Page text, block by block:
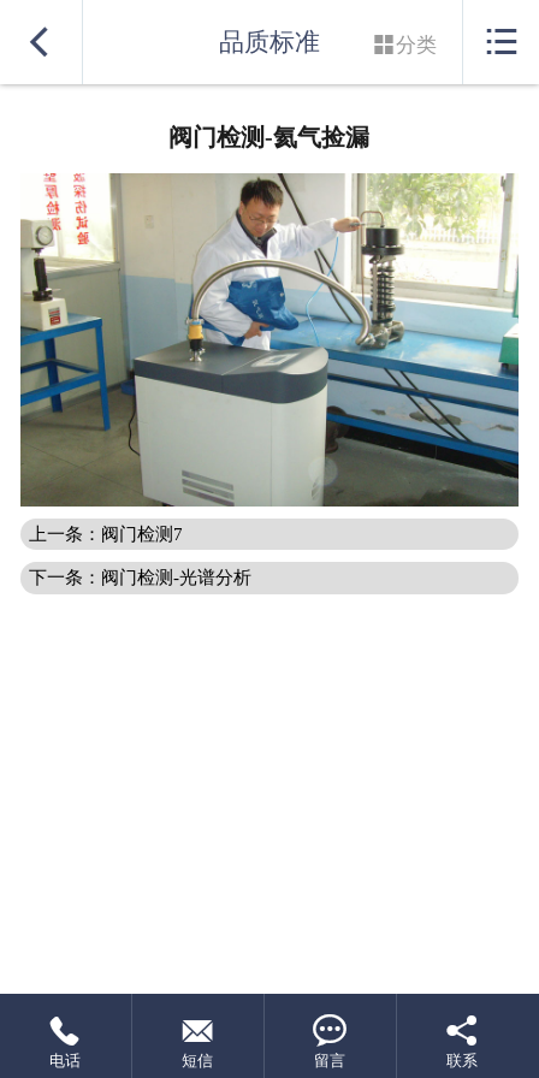
实力良盛
产品系列
行业解决方案
服务支持
联系我们
 品质标准 分类 
阀门检测-氦气捡漏
上一条：阀门检测7
下一条：阀门检测-光谱分析

电话

短信

留言

联系